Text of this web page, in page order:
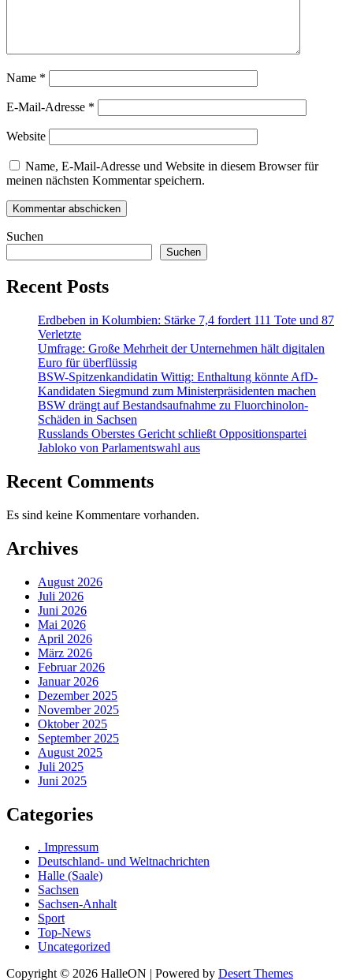
Name *
E-Mail-Adresse *
Website
Name, E-Mail-Adresse und Website in diesem Browser für
meinen nächsten Kommentar speichern.
Suchen
Suchen
Recent Posts
Erdbeben in Kolumbien: Stärke 7,4 fordert 111 Tote und 87
Verletzte
Umfrage: Große Mehrheit der Unternehmen hält digitalen
Euro für überflüssig
BSW-Spitzenkandidatin Wittig: Enthaltung könnte AfD-
Kandidaten Siegmund zum Ministerpräsidenten machen
BSW drängt auf Bestandsaufnahme zu Fluorchinolon-
Schäden in Sachsen
Russlands Oberstes Gericht schließt Oppositionspartei
Jabloko von Parlamentswahl aus
Recent Comments
Es sind keine Kommentare vorhanden.
Archives
August 2026
Juli 2026
Juni 2026
Mai 2026
April 2026
März 2026
Februar 2026
Januar 2026
Dezember 2025
November 2025
Oktober 2025
September 2025
August 2025
Juli 2025
Juni 2025
Categories
. Impressum
Deutschland- und Weltnachrichten
Halle (Saale)
Sachsen
Sachsen-Anhalt
Sport
Top-News
Uncategorized
Copyright © 2026 HalleON | Powered by Desert Themes